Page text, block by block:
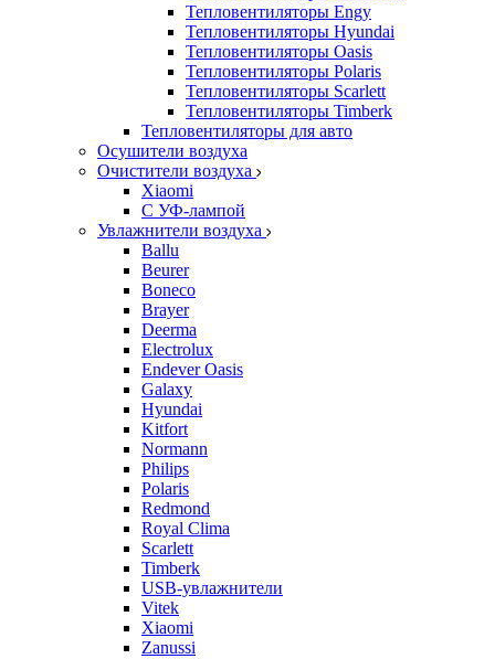
Тепловентиляторы Engy
Тепловентиляторы Hyundai
Тепловентиляторы Oasis
Тепловентиляторы Polaris
Тепловентиляторы Scarlett
Тепловентиляторы Timberk
Тепловентиляторы для авто
Осушители воздуха
Очистители воздуха
Xiaomi
С УФ-лампой
Увлажнители воздуха
Ballu
Beurer
Boneco
Brayer
Deerma
Electrolux
Endever Oasis
Galaxy
Hyundai
Kitfort
Normann
Philips
Polaris
Redmond
Royal Clima
Scarlett
Timberk
USB-увлажнители
Vitek
Xiaomi
Zanussi